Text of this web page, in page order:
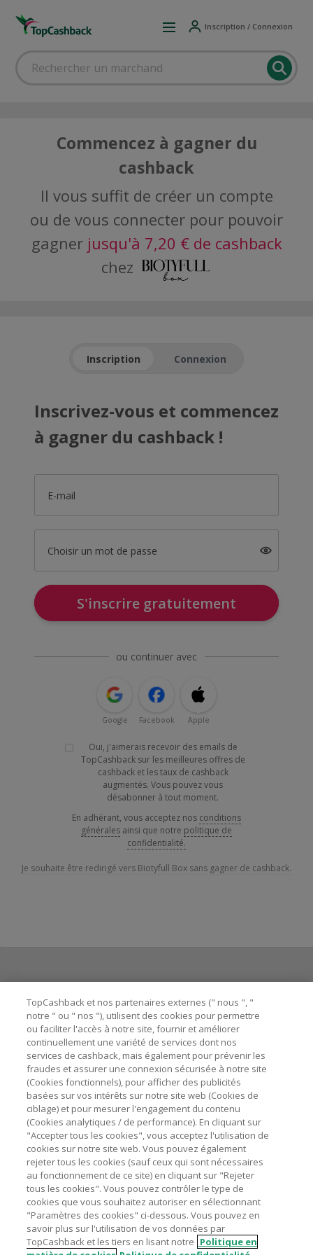
Inscription / Connexion
Commencez à gagner du
cashback
Il vous suffit de créer un compte
ou de vous connecter pour pouvoir
gagner jusqu'à 7,20 € de cashback
chez
Inscription Connexion
Inscrivez-vous et commencez
à gagner du cashback !
E-mail
Choisir un mot de passe
S'inscrire gratuitement
ou continuer avec
Google Facebook Apple
Oui, j'aimerais recevoir des emails de
TopCashback sur les meilleures offres de
cashback et les taux de cashback
augmentés. Vous pouvez vous
désabonner à tout moment.
En adhérant, vous acceptez nos conditions
générales ainsi que notre politique de
confidentialité.
Je souhaite être redirigé vers Biotyfull Box sans gagner de cashback.
Besoin d'aide ?
Astuces pour économiser
A propos de
Contactez-nous
Mentions légales
Nos sites UK US CN JP DE AU
TopCashback et nos partenaires externes (" nous ", "
notre " ou " nos "), utilisent des cookies pour permettre
ou faciliter l'accès à notre site, fournir et améliorer
continuellement une variété de services dont nos
services de cashback, mais également pour prévenir les
fraudes et assurer une connexion sécurisée à notre site
(Cookies fonctionnels), pour afficher des publicités
basées sur vos intérêts sur notre site web (Cookies de
ciblage) et pour mesurer l'engagement du contenu
(Cookies analytiques / de performance). En cliquant sur
"Accepter tous les cookies", vous acceptez l'utilisation de
cookies sur notre site web. Vous pouvez également
rejeter tous les cookies (sauf ceux qui sont nécessaires
au fonctionnement de ce site) en cliquant sur "Rejeter
tous les cookies". Vous pouvez contrôler le type de
cookies que vous souhaitez autoriser en sélectionnant
"Paramètres des cookies" ci-dessous. Vous pouvez en
savoir plus sur l'utilisation de vos données par
TopCashback et les tiers en lisant notre Politique en